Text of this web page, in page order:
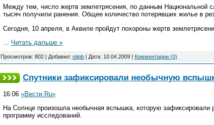
Между тем, число жертв землетрясения, по данным Национальной
тысяч получили ранения. Общее количество потерявших жилье в
Сегодня, 10 апреля, в Аквиле пройдут похороны жертв
Читать дальше »
Просмотров: 802 | Добавил: otipb | Дата: 10.04.2009 | Комментарии (0)
Спутники зафиксировали необычную
16:06 «Вести.Ru»
На Солнце произошла необычная вспышка, которую
программу исследований.